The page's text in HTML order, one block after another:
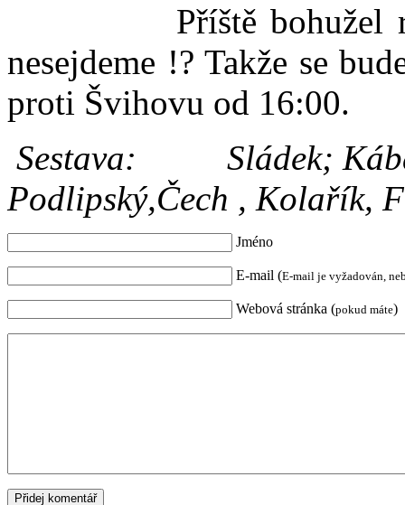
Příště bohužel
nesejdeme !? Takže se
proti Švihovu od 16:00.
Sestava: Sládek;
Podlipský,Čech , Kolařík,
Jméno
E-mail (E-mail je vyžadován,
Webová stránka (pokud máte)